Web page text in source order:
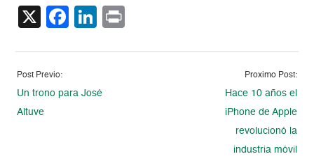
X Facebook
LinkedIn
Post Previo:
Un trono para José
Altuve
Proximo Post:
Hace 10 años el
iPhone de Apple
revolucionó la
industria móvil